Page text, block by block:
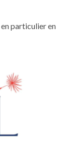
particulier en